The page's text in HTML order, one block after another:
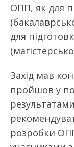
ОПП, як для
для
Захід мав
пройшов у
розробки